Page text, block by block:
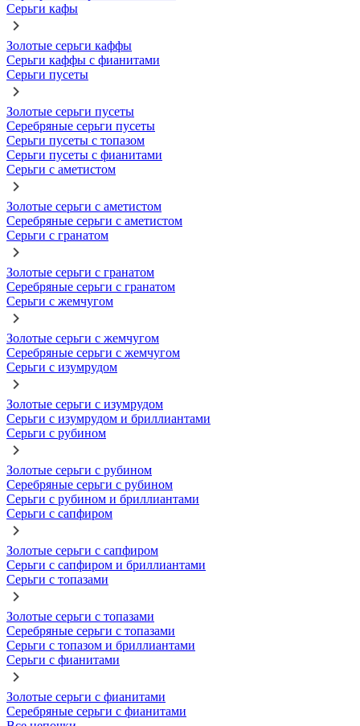
Серьги кафы
Золотые серьги каффы
Серьги каффы с фианитами
Серьги пусеты
Золотые серьги пусеты
Серебряные серьги пусеты
Серьги пусеты с топазом
Серьги пусеты с фианитами
Серьги с аметистом
Золотые серьги с аметистом
Серебряные серьги с аметистом
Серьги с гранатом
Золотые серьги с гранатом
Серебряные серьги с гранатом
Серьги с жемчугом
Золотые серьги с жемчугом
Серебряные серьги с жемчугом
Серьги с изумрудом
Золотые серьги с изумрудом
Серьги с изумрудом и бриллиантами
Серьги с рубином
Золотые серьги с рубином
Серебряные серьги с рубином
Серьги с рубином и бриллиантами
Серьги с сапфиром
Золотые серьги с сапфиром
Серьги с сапфиром и бриллиантами
Серьги с топазами
Золотые серьги с топазами
Серебряные серьги с топазами
Серьги с топазом и бриллиантами
Серьги с фианитами
Золотые серьги с фианитами
Серебряные серьги с фианитами